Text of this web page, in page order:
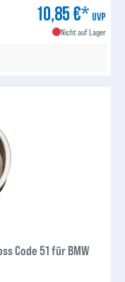
10,85 €* UVP
Nicht auf Lager
Code 51 für BMW